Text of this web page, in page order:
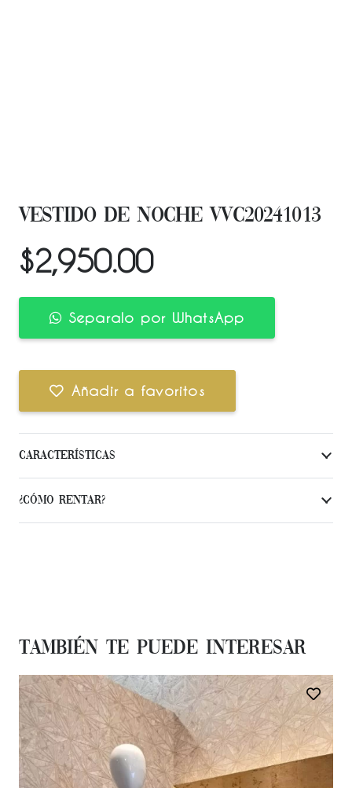
VESTIDO DE NOCHE VVC20241013
$2,950.00
Separalo por WhatsApp
Añadir a favoritos
Características
¿Cómo Rentar?
También te Puede Interesar